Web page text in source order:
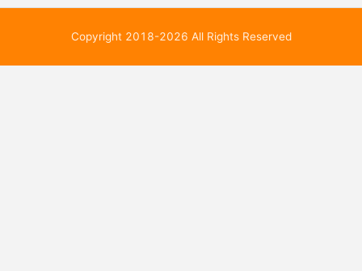
Copyright 2018-2026 All Rights Reserved